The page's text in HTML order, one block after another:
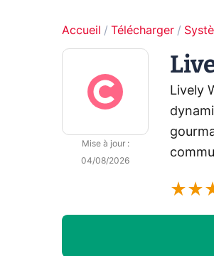
Accueil Télécharger
Mise à jour:
04/08/2026
Lively